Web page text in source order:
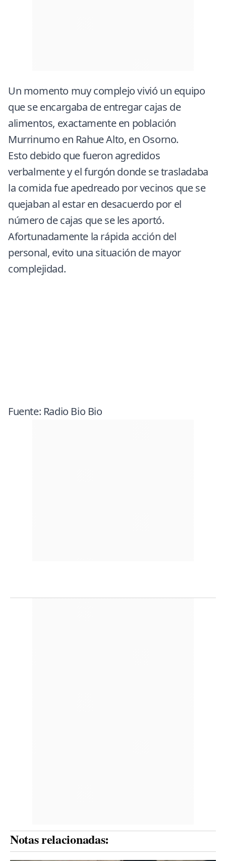
Un momento muy complejo vivió un equipo
que se encargaba de entregar cajas de
alimentos, exactamente en población
Murrinumo en Rahue Alto, en Osorno.
Esto debido que fueron agredidos
verbalmente y el furgón donde se trasladaba
la comida fue apedreado por vecinos que se
quejaban al estar en desacuerdo por el
número de cajas que se les aportó.
Afortunadamente la rápida acción del
personal, evito una situación de mayor
complejidad.
Fuente: Radio Bio Bio
Notas relacionadas: